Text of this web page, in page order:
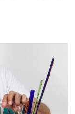
תמיר שהיה אחרי
תמיר משתלה שמגדלת
כשמונה שנים כאשר
הזית, והחל באוסף
הקורונה החליט תמיר
בית קפה, בו ניתן
טוסטים, סלטים וכו׳..
וצעירים-ליצ'י מנגו
פינות חמד לישיבה,